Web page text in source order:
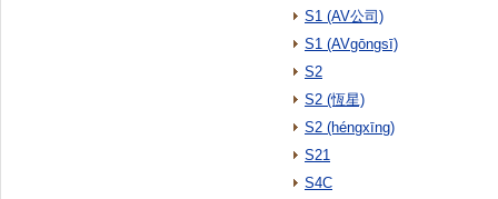
S1 (AV公司)
S1 (AVgōngsī)
S2
S2 (恆星)
S2 (héngxīng)
S21
S4C